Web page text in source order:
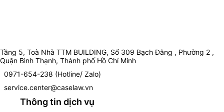
Tầng 5, Toà Nhà TTM BUILDING, Số 309 Bạch Đằng , Phường 2 ,
Quận Bình Thạnh, Thành phố Hồ Chí Minh
0971-654-238 (Hotline/ Zalo)
service.center@caselaw.vn
Thông tin dịch vụ